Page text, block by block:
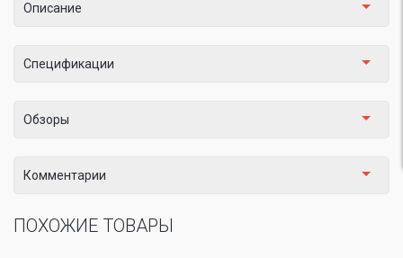
Описание
Спецификации
Обзоры
Комментарии
ПОХОЖИЕ ТОВАРЫ